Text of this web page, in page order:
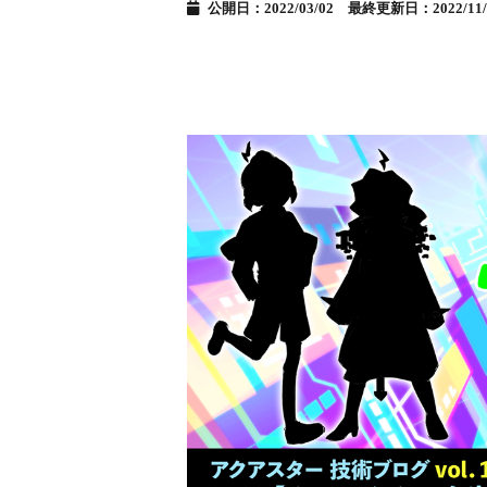
公開日：2022/03/02 最終更新日：2022/